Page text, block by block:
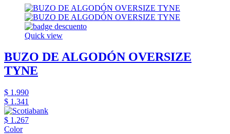
Quick view
BUZO DE ALGODÓN OVERSIZE
TYNE
$ 1.990
$ 1.341
$ 1.267
Color